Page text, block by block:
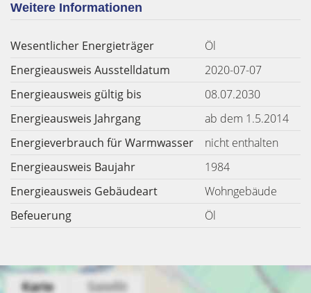
Weitere Informationen
Wesentlicher Energieträger
Öl
Energieausweis Ausstelldatum
2020-07-07
Energieausweis gültig bis
08.07.2030
Energieausweis Jahrgang
ab dem 1.5.2014
Energieverbrauch für Warmwasser
nicht enthalten
Energieausweis Baujahr
1984
Energieausweis Gebäudeart
Wohngebäude
Befeuerung
Öl